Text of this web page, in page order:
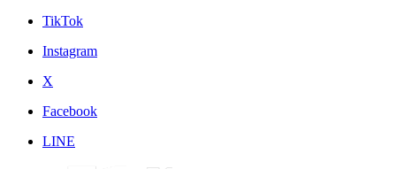
TikTok
Instagram
X
Facebook
LINE